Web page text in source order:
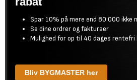
Spar 10% på mere end 80.000 ikke
Se dine ordrer og fakturaer
Mulighed for op til 40 dages
Bliv BYGMASTER her